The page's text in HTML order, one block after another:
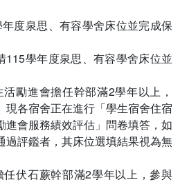
度泉思、有容學舍床位並完成保
115學年度泉思、有容學舍床位並
勵進會擔任幹部滿2學年以上，
現各宿舍正在進行「學生宿舍住宿
進會服務績效評估」問卷填答，如
過評鑑者，其床位選填結果視為無
伏石蕨幹部滿2學年以上，參與